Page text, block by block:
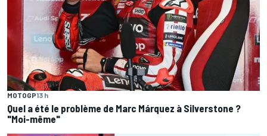
MOTOGP13 h
Quel a été le problème de Marc Márquez à Silverstone ?
"Moi-même"